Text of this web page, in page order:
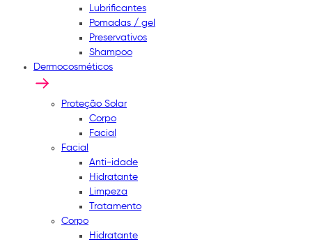
Lubrificantes
Pomadas / gel
Preservativos
Shampoo
Dermocosméticos
Proteção Solar
Corpo
Facial
Facial
Anti-idade
Hidratante
Limpeza
Tratamento
Corpo
Hidratante